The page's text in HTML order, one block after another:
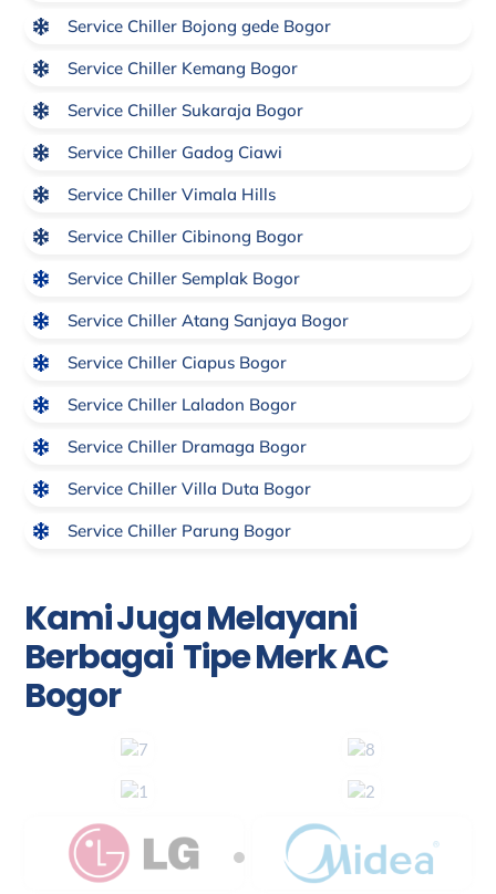
Service Chiller Bojong gede Bogor
Service Chiller Kemang Bogor
Service Chiller Sukaraja Bogor
Service Chiller Gadog Ciawi
Service Chiller Vimala Hills
Service Chiller Cibinong Bogor
Service Chiller Semplak Bogor
Service Chiller Atang Sanjaya Bogor
Service Chiller Ciapus Bogor
Service Chiller Laladon Bogor
Service Chiller Dramaga Bogor
Service Chiller Villa Duta Bogor
Service Chiller Parung Bogor
Kami Juga Melayani
Berbagai Tipe Merk AC
Bogor